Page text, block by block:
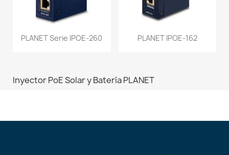
PLANET Serie IPOE-260 PLANET IPOE-162
Inyector PoE Solar y Batería PLANET